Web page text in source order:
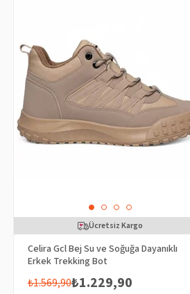
Celira Gcl Bej Su ve Soğuğa Dayanıklı
Erkek Trekking Bot
₺1.229,90
₺1.569,90
Ücretsiz Kargo